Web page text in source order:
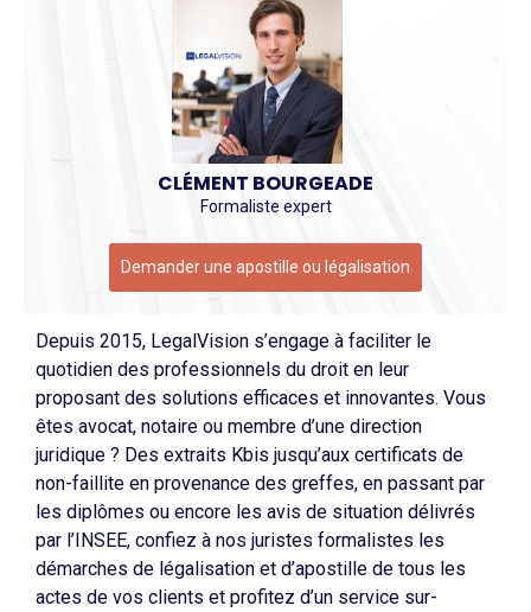
CLÉMENT BOURGEADE
Formaliste expert
Demander une apostille ou légalisation
Depuis 2015, LegalVision s’engage à faciliter le
quotidien des professionnels du droit en leur
proposant des solutions efficaces et innovantes. Vous
êtes avocat, notaire ou membre d’une direction
juridique ? Des extraits Kbis jusqu’aux certificats de
non-faillite en provenance des greffes, en passant par
les diplômes ou encore les avis de situation délivrés
par l’INSEE, confiez à nos juristes formalistes les
démarches de légalisation et d’apostille de tous les
actes de vos clients et profitez d’un service sur-